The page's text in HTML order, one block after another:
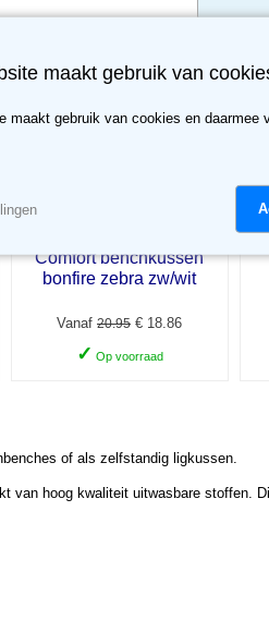
Sale -10%
Comfort benchkussen
bonfire zebra zw/wit
Vanaf 20.95 € 18.86
✓ Op voorraad
of als zelfstandig ligkussen.
van hoog kwaliteit uitwasbare stoffen.
maakt gebruik van
maakt gebruik van cookies en daarmee